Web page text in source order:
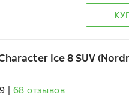
Ice 8 SUV
68 отзывов